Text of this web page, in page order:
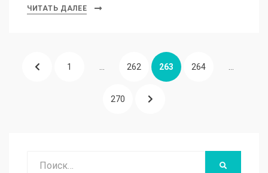
ЧИТАТЬ ДАЛЕЕ
Пагинация
ПРЕДЫДУЩАЯ
СТРАНИЦА
1 СТРАНИЦА
262 СТРАНИЦА
263 СТРАНИЦА
264
СТРАНИЦА
270 СЛЕДУЮЩАЯ